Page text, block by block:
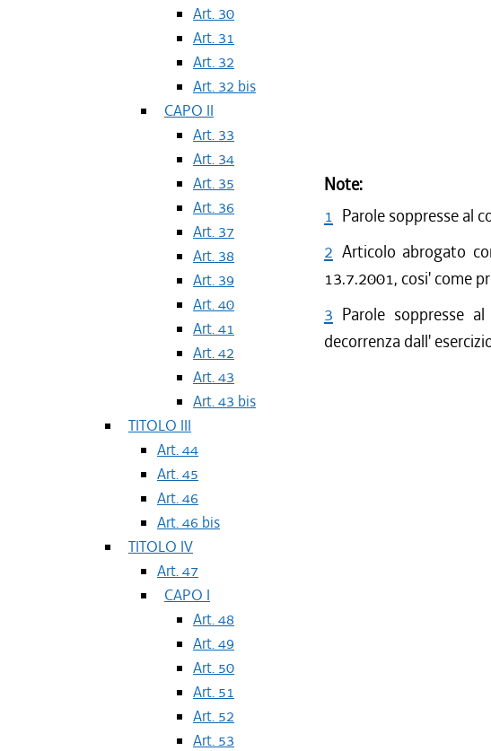
Art. 30
Art. 31
Art. 32
Art. 32 bis
CAPO II
Art. 33
Art. 34
Art. 35
Art. 36
Art. 37
Art. 38
Art. 39
Art. 40
Art. 41
Art. 42
Art. 43
Art. 43 bis
TITOLO III
Art. 44
Art. 45
Art. 46
Art. 46 bis
TITOLO IV
Art. 47
CAPO I
Art. 48
Art. 49
Art. 50
Art. 51
Art. 52
Art. 53
Note:
1 Parole soppresse al
2 Articolo abrogato
13.7.2001, cosi' come
3 Parole soppresse
decorrenza dall'